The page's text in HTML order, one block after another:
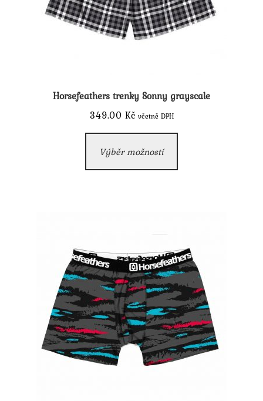
Horsefeathers trenky Sonny grayscale
349.00 Kč včetně DPH
Výběr možností
má
vybrat
na
stránce
produktu